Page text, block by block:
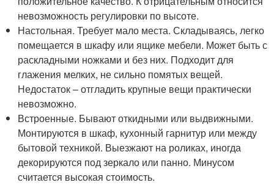
невозможность регулировки по высоте.
Настольная. Требует мало места. Складываясь, легко
помещается в шкафу или ящике мебели. Может быть с
раскладными ножками и без них. Подходит для
глажения мелких, не сильно помятых вещей.
Недостаток – отгладить крупные вещи практически
невозможно.
Встроенные. Бывают откидными или выдвижными.
Монтируются в шкаф, кухонный гарнитур или между
бытовой техникой. Выезжают на роликах, иногда
декорируются под зеркало или панно. Минусом
считается высокая стоимость.